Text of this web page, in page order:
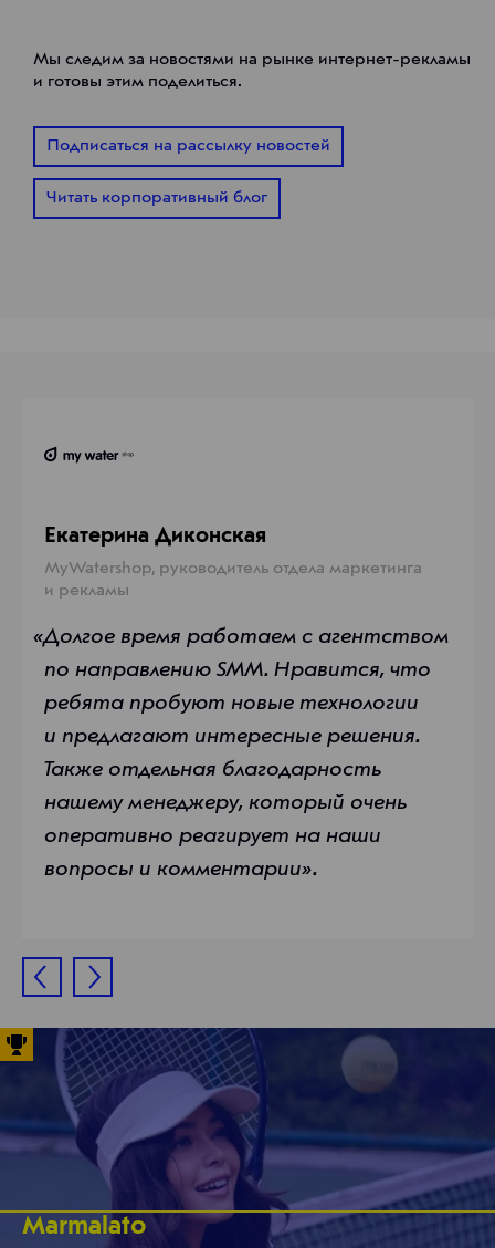
Мы следим за новостями на рынке интернет-рекламы
и готовы этим поделиться.
Подписаться на рассылку новостей
Читать корпоративный блог
практика доктора Золотаева
+7 (383) 363-363-1
1970-01-01
Космос-Веб
Екатерина Диконская
MyWatershop, руководитель отдела маркетинга
и рекламы
«Долгое время работаем с агентством
по направлению SMM. Нравится, что
ребята пробуют новые технологии
и предлагают интересные решения.
Также отдельная благодарность
нашему менеджеру, который очень
оперативно реагирует на наши
вопросы и комментарии».
Marmalato